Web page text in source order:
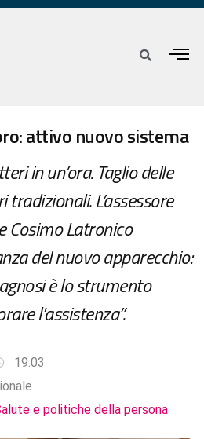
attivo nuovo sistema
in un’ora. Taglio delle
L’assessore
Cosimo Latronico
del nuovo apparecchio:
è lo strumento
l'assistenza”.
19:03
e politiche della persona